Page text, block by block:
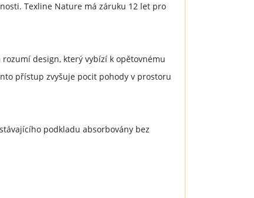
Texline Nature má záruku 12 let pro
design, který vybízí k opětovnému
přístup zvyšuje pocit pohody v prostoru
podkladu absorbovány bez